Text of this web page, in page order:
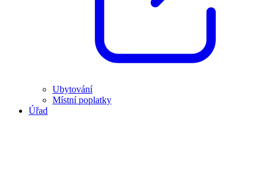
Ubytování
Místní poplatky
Úřad